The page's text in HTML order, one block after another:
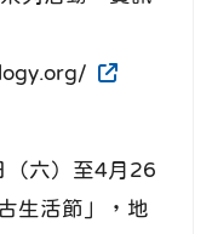
（六）至4月26
生活節」，地